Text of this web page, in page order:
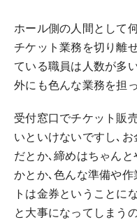
ホール側の人間として
チケット業務を切り離
ている職員は人数が多
外にも色んな業務を担
受付窓口でチケット販
いといけないですし､
だとか､締めはちゃん
かとか､色んな準備や
トは金券ということに
と大事になってしまう